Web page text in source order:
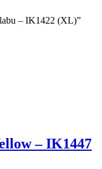
– IK1422 (XL)”
– IK1447